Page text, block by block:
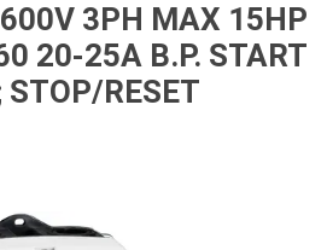
600V 3PH MAX 15HP
20-25A B.P. START
STOP/RESET